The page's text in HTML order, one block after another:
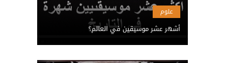
علوم
أشهر عشر موسيقين في العالم؟